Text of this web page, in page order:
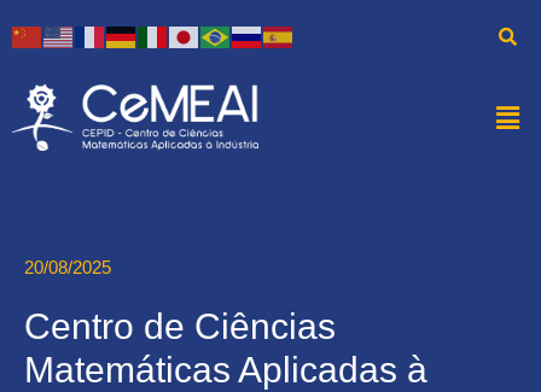
20/08/2025
Centro de Ciências
Matemáticas Aplicadas à